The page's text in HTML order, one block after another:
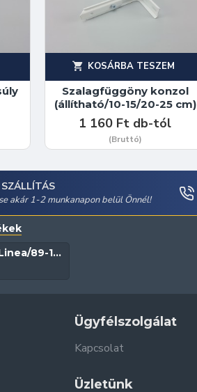
Szalagfüggöny konzol
(állítható/10-15/20-25 cm)
1 160 Ft db-tól
(Bruttó)
KOSÁRBA TESZEM
SZÁLLÍTÁS
akár 1-2 munkanapon belül Önnél!
Szalagfüggöny (Linea/89-127 mm)
Ügyfélszolgálat
Kapcsolat
Üzletünk